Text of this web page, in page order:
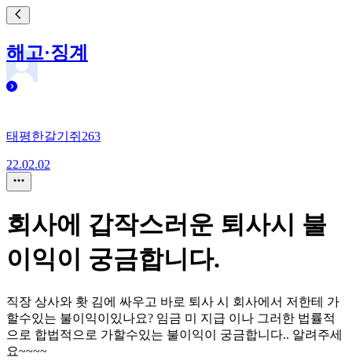
해고·징계
태평한갈기쥐263
22.02.02
회사에 갑작스러운 퇴사시 불
이익이 궁금합니다.
직장 상사와 홧 김에 싸우고 바로 퇴사 시 회사에서 저한테 가
할수있는 불이익이있나요? 임금 미 지급 이나 그러한 법률적
으로 합법적으로 가할수있는 불이익이 궁금합니다.. 알려주세
요~~~~